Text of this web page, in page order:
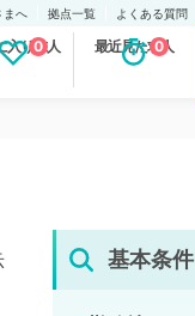
まへ 拠点一覧 よくある質問
入り求人
0 最近見た求人
0
基本条件